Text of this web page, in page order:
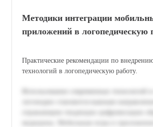
Методики интеграции
приложений в логопедическую
Практические рекомендации по
технологий в логопедическую работу.